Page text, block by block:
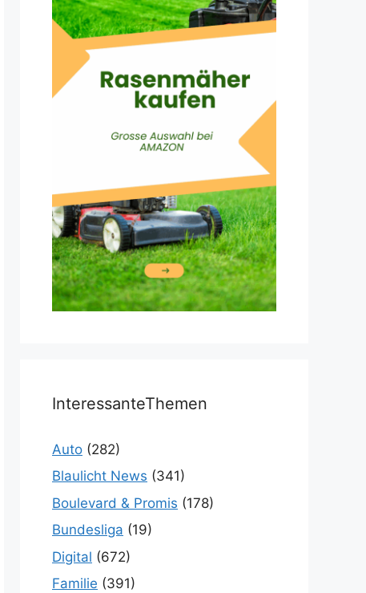
InteressanteThemen
Auto (282)
Blaulicht News (341)
Boulevard & Promis (178)
Bundesliga (19)
Digital (672)
Familie (391)